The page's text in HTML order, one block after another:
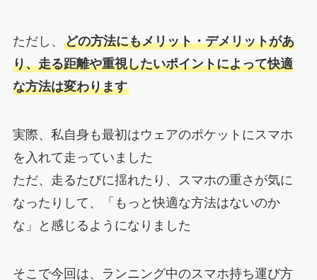
ただし、 どの方法にもメリット・デメリットがあ
り、走る距離や重視したいポイントによって快適
な方法は変わります
実際、私自身も最初はウェアのポケットにスマホ
を入れて走っていました
ただ、走るたびに揺れたり、スマホの重さが気に
なったりして、「もっと快適な方法はないのか
な」と感じるようになりました
そこで今回は、ランニング中のスマホ持ち運び方